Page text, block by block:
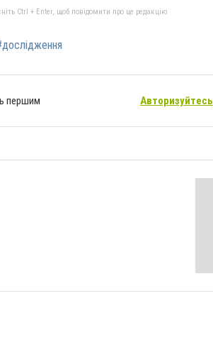
Ctrl + Enter, щоб повідомити про це редакцію
першим Авторизуйтесь